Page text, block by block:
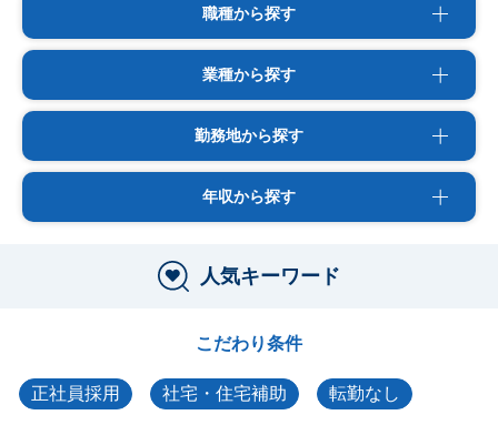
職種から探す
業種から探す
勤務地から探す
年収から探す
人気キーワード
こだわり条件
正社員採用 社宅・住宅補助 転勤なし